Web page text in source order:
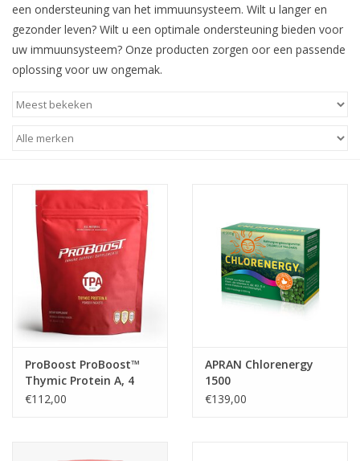
een ondersteuning van het immuunsysteem. Wilt u langer en
gezonder leven? Wilt u een optimale ondersteuning bieden voor
uw immuunsysteem? Onze producten zorgen oor een passende
oplossing voor uw ongemak.
ProBoost ProBoost™
Thymic Protein A, 4
mcg 30 packets
€112,00
APRAN Chlorenergy
1500
€139,00